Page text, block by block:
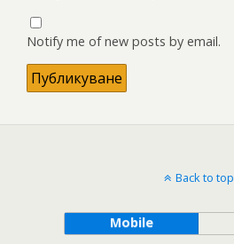
Notify me of new posts by email.
Back to top
Mobile